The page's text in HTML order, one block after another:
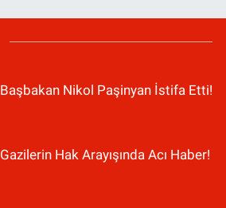
Başbakan Nikol Paşinyan İstifa Etti!
Gazilerin Hak Arayışında Acı Haber!